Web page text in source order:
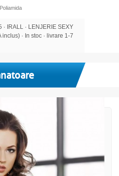
IRALL · LENJERIE SEXY
inclus) · In stoc · livrare 1-7